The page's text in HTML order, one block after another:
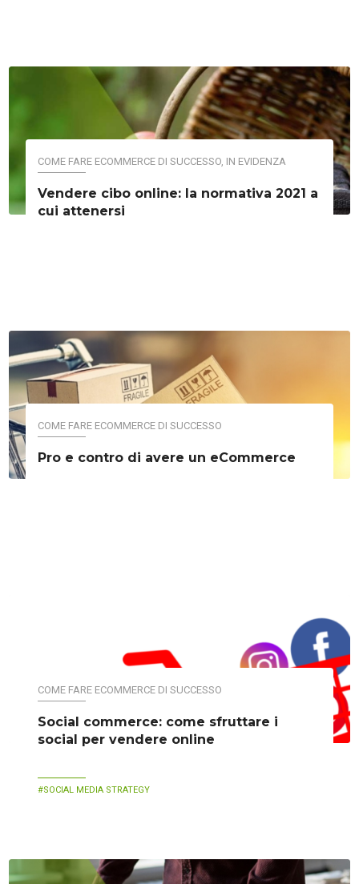
COME FARE ECOMMERCE DI SUCCESSO, IN EVIDENZA
Vendere cibo online: la normativa 2021 a
cui attenersi
COME FARE ECOMMERCE DI SUCCESSO
Pro e contro di avere un eCommerce
COME FARE ECOMMERCE DI SUCCESSO
Social commerce: come sfruttare i
social per vendere online
SOCIAL MEDIA STRATEGY